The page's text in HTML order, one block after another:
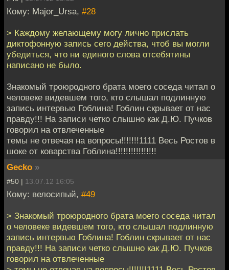
Кому: Major_Ursa, #28
> Каждому желающему могу лично прислать
диктофонную запись сего действа, чтоб вы могли
убедиться, что ни единого слова отсебятины
написано не было.
Знакомый троюродного брата моего соседа читал о
человеке видевшем того, кто слышал подлинную
запись интервью Гоблина! Гоблин скрывает от нас
правду!!! На записи четко слышно как Д.Ю. Пучков
говорил на отвлеченные
темы не отвечая на вопросы!!!!!!!1111 Весь Ростов в
шоке от коварства Гоблина!!!!!!!!!!!!!!!!
Gecko »
#50 | 13.07.12 16:05
Кому: велосипый, #49
> Знакомый троюродного брата моего соседа читал
о человеке видевшем того, кто слышал подлинную
запись интервью Гоблина! Гоблин скрывает от нас
правду!!! На записи четко слышно как Д.Ю. Пучков
говорил на отвлеченные